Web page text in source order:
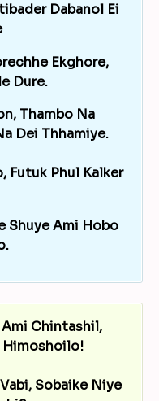
Dabanol Ei
Ekghore,
Dure.
Thambo Na
Dei Thhamiye.
Futuk Phul Kalker
Shuye Ami Hobo
Chintashil,
Himoshoilo!
Sobaike Niye